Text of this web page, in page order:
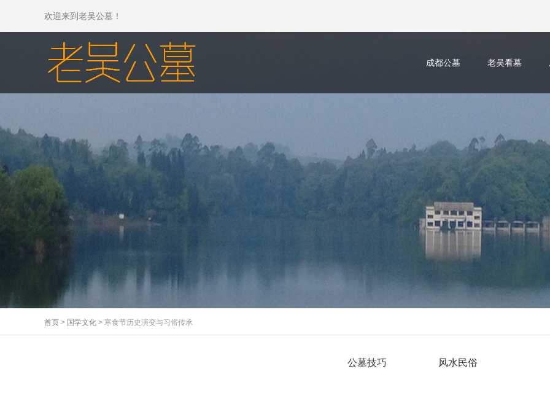
欢迎来到老吴公墓！
成都公墓 老吴看墓
首页 > 国学文化 > 寒食节历史演变与习俗传承
公墓技巧 风水民俗